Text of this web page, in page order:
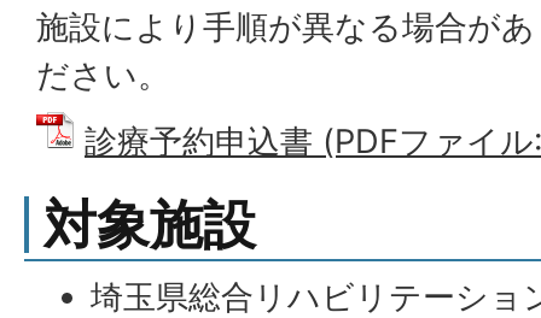
施設により手順が異なる場合が
ださい。
診療予約申込書 (PDFファイ
対象施設
埼玉県総合リハビリテーショ